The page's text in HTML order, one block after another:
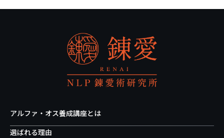
アルファ・オス養成講座とは
選ばれる理由